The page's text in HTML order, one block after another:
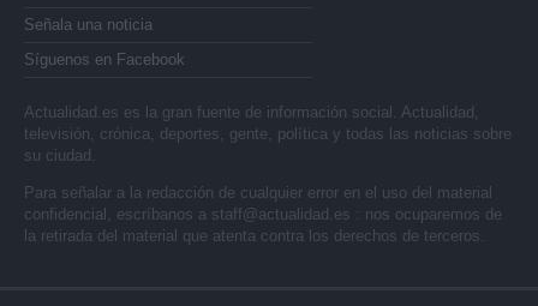
Señala una noticia
Síguenos en Facebook
Actualidad.es es la gran fuente de información social. Actualidad,
televisión, crónica, deportes, gente, política y todas las noticias sobre
su ciudad.
Para señalar a la redacción de cualquier error en el uso del material
confidencial, escríbanos a staff@actualidad.es : nos ocuparemos de
la retirada del material que atenta contra los derechos de terceros.